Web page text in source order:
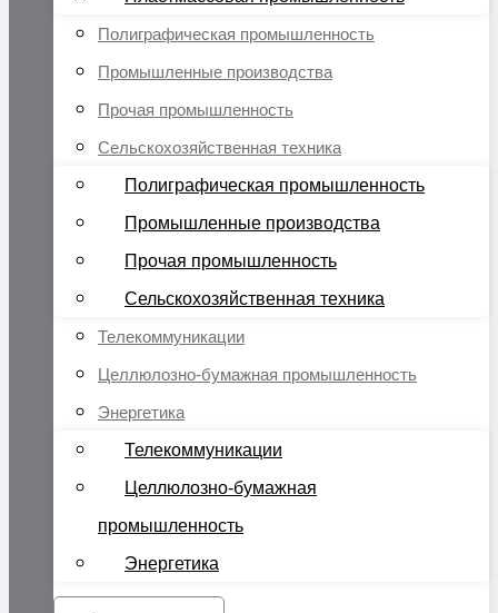
Полиграфическая промышленность
Промышленные производства
Прочая промышленность
Сельскохозяйственная техника
Полиграфическая промышленность
Промышленные производства
Прочая промышленность
Сельскохозяйственная техника
Телекоммуникации
Целлюлозно-бумажная промышленность
Энергетика
Телекоммуникации
Целлюлозно-бумажная
промышленность
Энергетика